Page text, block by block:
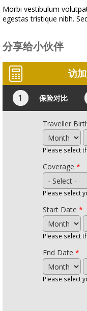
Morbi vestibulum
egestas tristique nibh.
分享给小伙伴
访
保险对比
Traveller
Month
Please select
Coverage *
Please select
Start Date *
Month
Please select
End Date *
Month
Please select